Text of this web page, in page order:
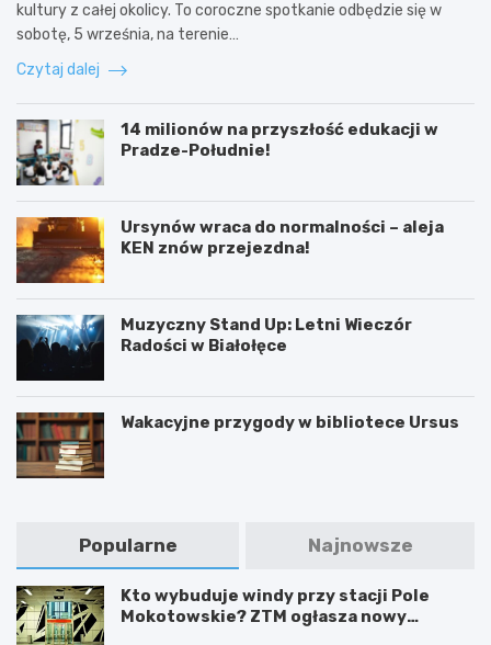
kultury z całej okolicy. To coroczne spotkanie odbędzie się w
sobotę, 5 września, na terenie…
Czytaj dalej
14 milionów na przyszłość edukacji w
Pradze-Południe!
Ursynów wraca do normalności – aleja
KEN znów przejezdna!
Muzyczny Stand Up: Letni Wieczór
Radości w Białołęce
Wakacyjne przygody w bibliotece Ursus
Popularne Najnowsze
Kto wybuduje windy przy stacji Pole
Mokotowskie? ZTM ogłasza nowy